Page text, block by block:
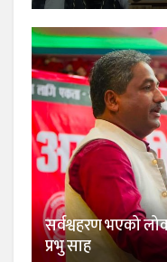
सर्वश्वहरण भएको
प्रभु साह